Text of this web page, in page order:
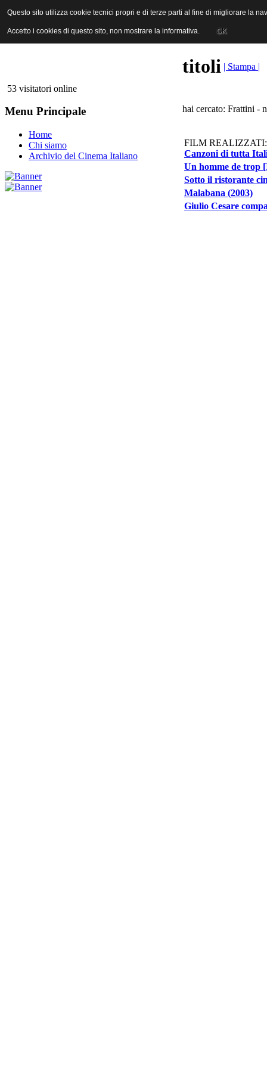
ANICA | Associazione Nazionale Industrie Cinematografiche
53 visitatori online
Menu Principale
Home
Chi siamo
Archivio del Cinema Italiano
titoli | Stampa |
hai cercato: Frattini -
FILM REALIZZATI:
Canzoni di tutta
Un homme de trop
Sotto il ristorante
Malabana (2003)
Giulio Cesare
Questo sito utilizza cookie tecnici propri e di terze parti al fine di migliorare la
Accetto i cookies di questo sito, non mostrare la informativa. OK
Questo sito utilizza cookie tecnici propri e di terze parti al fine di migliorare la
Accetto i cookies di questo sito, non mostrare la informativa. OK